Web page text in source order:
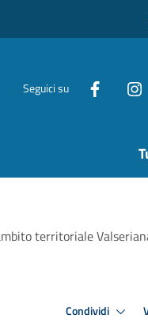
Seguici su
territoriale
Condividi